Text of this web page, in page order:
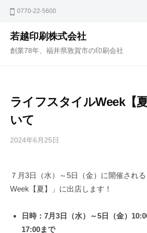
0770-22-5600
若越印刷株式会社
創業78年、福井県敦賀市の印刷会社
ライフスタイルWeek【
いて
2024年6月25日
a
k
e
７月3日（水）～5日（金）に開催され
Week【夏】」に出店します！
日時：7月3日（水）～5日（金）
17:00まで